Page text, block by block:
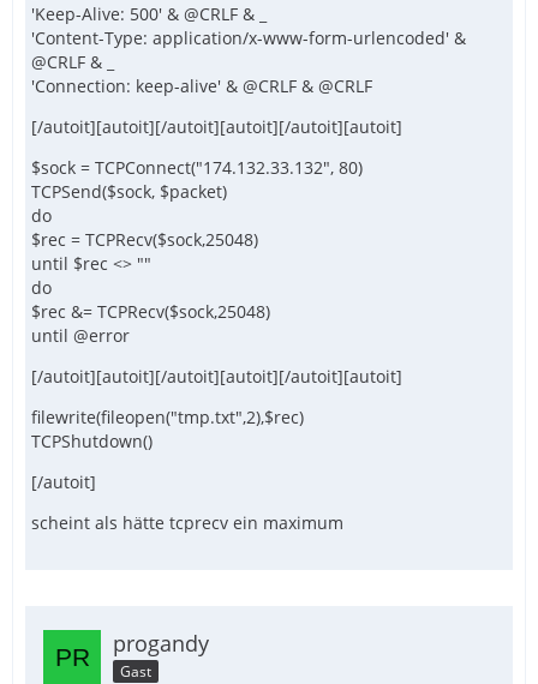
'Keep-Alive: 500' & @CRLF & _
'Content-Type: application/x-www-form-urlencoded' &
@CRLF & _
'Connection: keep-alive' & @CRLF & @CRLF
[/autoit][autoit][/autoit][autoit][/autoit][autoit]
$sock = TCPConnect("174.132.33.132", 80)
TCPSend($sock, $packet)
do
$rec = TCPRecv($sock,25048)
until $rec <> ""
do
$rec &= TCPRecv($sock,25048)
until @error
[/autoit][autoit][/autoit][autoit][/autoit][autoit]
filewrite(fileopen("tmp.txt",2),$rec)
TCPShutdown()
[/autoit]
scheint als hätte tcprecv ein maximum
progandy
Gast